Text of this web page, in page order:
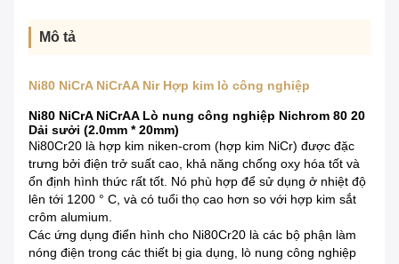
Mô tả
Ni80 NiCrA NiCrAA Nir Hợp kim lò công nghiệp
Ni80 NiCrA NiCrAA Lò nung công nghiệp Nichrom 80 20
Dải sưởi (2.0mm * 20mm)
Ni80Cr20 là hợp kim niken-crom (hợp kim NiCr) được đặc
trưng bởi điện trở suất cao, khả năng chống oxy hóa tốt và
ổn định hình thức rất tốt. Nó phù hợp để sử dụng ở nhiệt độ
lên tới 1200 ° C, và có tuổi thọ cao hơn so với hợp kim sắt
crôm alumium.
Các ứng dụng điển hình cho Ni80Cr20 là các bộ phận làm
nóng điện trong các thiết bị gia dụng, lò nung công nghiệp